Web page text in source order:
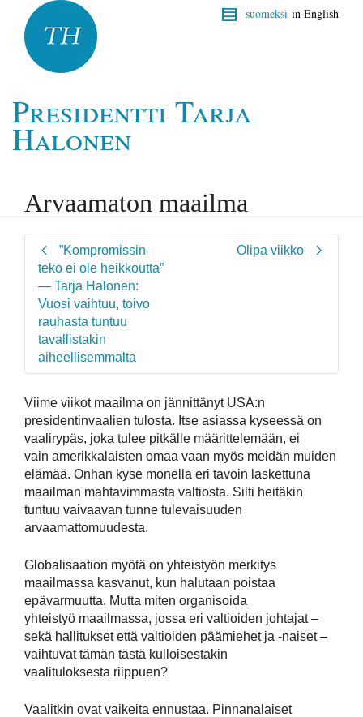
suomeksi in English
Presidentti Tarja
Halonen
Arvaamaton maailma
”Kompromissin
teko ei ole heikkoutta”
— Tarja Halonen:
Vuosi vaihtuu, toivo
rauhasta tuntuu
tavallistakin
aiheellisemmalta
Olipa viikko
Viime viikot maailma on jännittänyt USA:n
presidentinvaalien tulosta. Itse asiassa kyseessä on
vaalirypäs, joka tulee pitkälle määrittelemään, ei
vain amerikkalaisten omaa vaan myös meidän muiden
elämää. Onhan kyse monella eri tavoin laskettuna
maailman mahtavimmasta valtiosta. Silti heitäkin
tuntuu vaivaavan tunne tulevaisuuden
arvaamattomuudesta.
Globalisaation myötä on yhteistyön merkitys
maailmassa kasvanut, kun halutaan poistaa
epävarmuutta. Mutta miten organisoida
yhteistyö maailmassa, jossa eri valtioiden johtajat –
sekä hallitukset että valtioiden päämiehet ja -naiset –
vaihtuvat tämän tästä kulloisestakin
vaalituloksesta riippuen?
Vaalitkin ovat vaikeita ennustaa. Pinnanalaiset